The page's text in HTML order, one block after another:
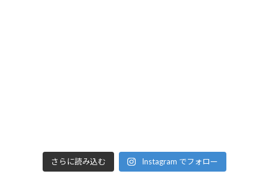
さらに読み込む Instagram でフォロー